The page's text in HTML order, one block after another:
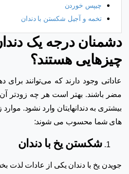
چیپس خوردن
تخمه و آجیل شکستن با دندان
دشمنان درجه‌ یک
چیزهایی هستند؟
عاداتی وجود دارند که می‌توانند
مضر باشند. بهتر است هر چه زود‌تر
بیشتری به دندا‌‌نهایتان وارد نشود.
های شما محسوب می شوند:
شکستن یخ با دندان
جویدن یخ با دندان یکی از عادات لذت